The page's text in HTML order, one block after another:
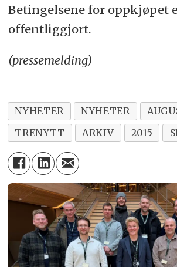
Betingelsene for oppkjøpet
offentliggjort.
(pressemelding)
NYHETER NYHETER
TRENYTT
ARKIV 2015